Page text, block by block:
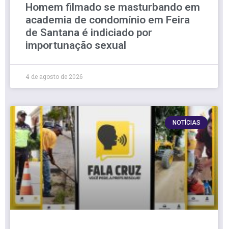
Homem filmado se masturbando em
academia de condomínio em Feira
de Santana é indiciado por
importunação sexual
4 de agosto de 2026
NOTÍCIAS